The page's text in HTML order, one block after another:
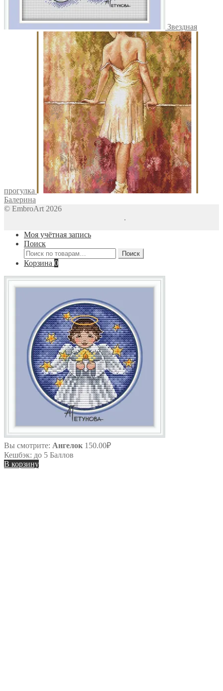
Звездная
прогулка
Балерина
© EmbroArt 2026
.
Моя учётная запись
Поиск
Искать:
Поиск
Корзина 0
Вы смотрите: Ангелок 150.00₽
Кешбэк: до 5 Баллов
В корзину